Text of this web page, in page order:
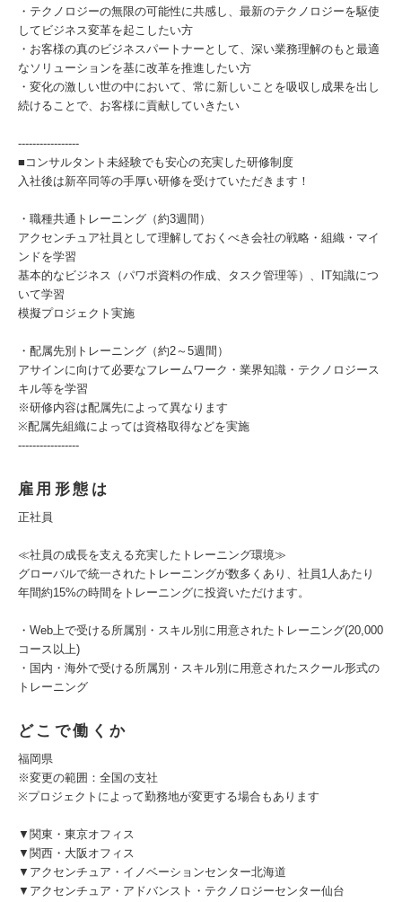
・テクノロジーの無限の可能性に共感し、最新のテクノロジーを駆使
してビジネス変革を起こしたい方
・お客様の真のビジネスパートナーとして、深い業務理解のもと最適
なソリューションを基に改革を推進したい方
・変化の激しい世の中において、常に新しいことを吸収し成果を出し
続けることで、お客様に貢献していきたい
-----------------
■コンサルタント未経験でも安心の充実した研修制度
入社後は新卒同等の手厚い研修を受けていただきます！
・職種共通トレーニング（約3週間）
アクセンチュア社員として理解しておくべき会社の戦略・組織・マイ
ンドを学習
基本的なビジネス（パワポ資料の作成、タスク管理等）、IT知識につ
いて学習
模擬プロジェクト実施
・配属先別トレーニング（約2～5週間）
アサインに向けて必要なフレームワーク・業界知識・テクノロジース
キル等を学習
※研修内容は配属先によって異なります
※配属先組織によっては資格取得などを実施
-----------------
雇用形態は
正社員
≪社員の成長を支える充実したトレーニング環境≫
グローバルで統一されたトレーニングが数多くあり、社員1人あたり
年間約15%の時間をトレーニングに投資いただけます。
・Web上で受ける所属別・スキル別に用意されたトレーニング(20,000
コース以上)
・国内・海外で受ける所属別・スキル別に用意されたスクール形式の
トレーニング
どこで働くか
福岡県
※変更の範囲：全国の支社
※プロジェクトによって勤務地が変更する場合もあります
▼関東・東京オフィス
▼関西・大阪オフィス
▼アクセンチュア・イノベーションセンター北海道
▼アクセンチュア・アドバンスト・テクノロジーセンター仙台